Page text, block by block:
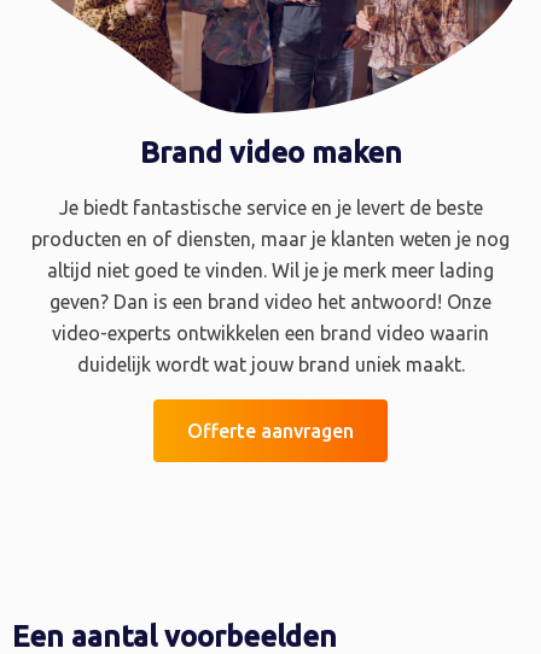
Brand video maken
Je biedt fantastische service en je levert de beste
producten en of diensten, maar je klanten weten je nog
altijd niet goed te vinden. Wil je je merk meer lading
geven? Dan is een brand video het antwoord! Onze
video-experts ontwikkelen een brand video waarin
duidelijk wordt wat jouw brand uniek maakt.
Offerte aanvragen
Een aantal voorbeelden